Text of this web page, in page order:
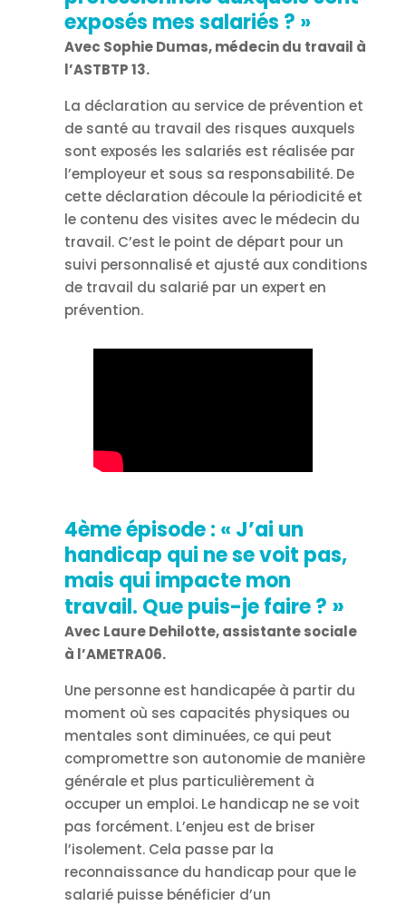
exposés mes salariés ? »
Avec Sophie Dumas, médecin du travail à
l’ASTBTP 13.
La déclaration au service de prévention et
de santé au travail des risques auxquels
sont exposés les salariés est réalisée par
l’employeur et sous sa responsabilité. De
cette déclaration découle la périodicité et
le contenu des visites avec le médecin du
travail. C’est le point de départ pour un
suivi personnalisé et ajusté aux conditions
de travail du salarié par un expert en
prévention.
4ème épisode : « J’ai un
handicap qui ne se voit pas,
mais qui impacte mon
travail. Que puis-je faire ? »
Avec Laure Dehilotte, assistante sociale
à l’AMETRA06.
Une personne est handicapée à partir du
moment où ses capacités physiques ou
mentales sont diminuées, ce qui peut
compromettre son autonomie de manière
générale et plus particulièrement à
occuper un emploi. Le handicap ne se voit
pas forcément. L’enjeu est de briser
l’isolement. Cela passe par la
reconnaissance du handicap pour que le
salarié puisse bénéficier d’un